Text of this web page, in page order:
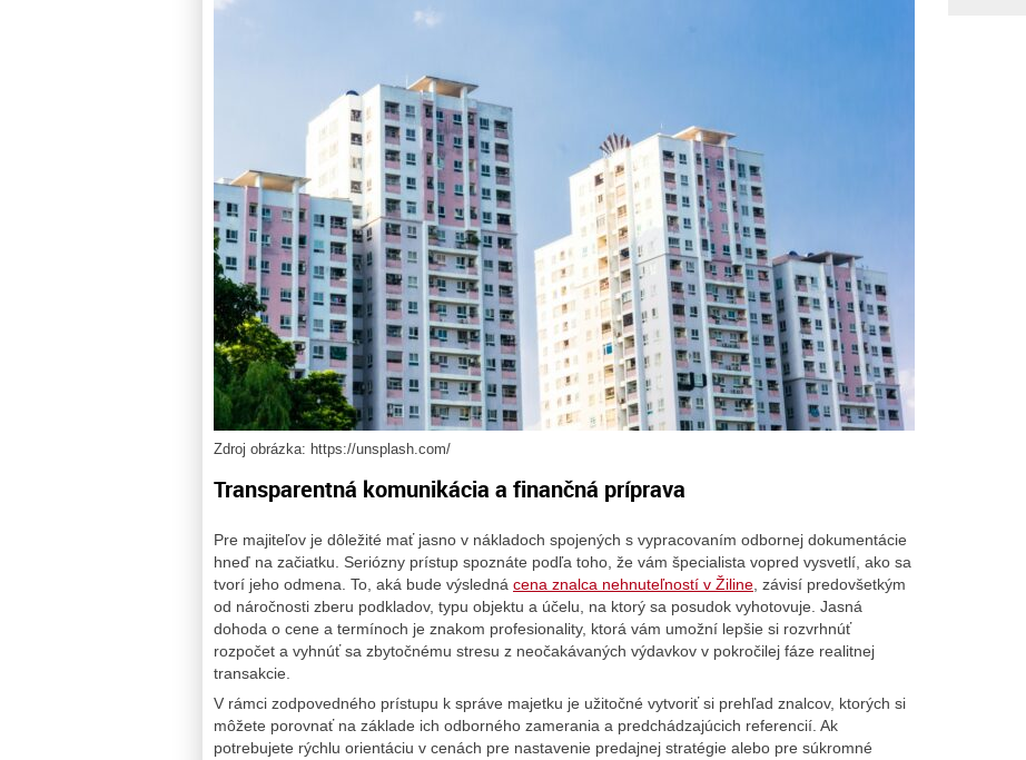
Zdroj obrázka: https://unsplash.com/
Transparentná komunikácia a finančná príprava
Pre majiteľov je dôležité mať jasno v nákladoch spojených s vypracovaním odbornej dokumentácie
hneď na začiatku. Seriózny prístup spoznáte podľa toho, že vám špecialista vopred vysvetlí, ako sa
tvorí jeho odmena. To, aká bude výsledná cena znalca nehnuteľností v Žiline , závisí predovšetkým
od náročnosti zberu podkladov, typu objektu a účelu, na ktorý sa posudok vyhotovuje. Jasná
dohoda o cene a termínoch je znakom profesionality, ktorá vám umožní lepšie si rozvrhnúť
rozpočet a vyhnúť sa zbytočnému stresu z neočakávaných výdavkov v pokročilej fáze realitnej
transakcie.
V rámci zodpovedného prístupu k správe majetku je užitočné vytvoriť si prehľad znalcov, ktorých si
môžete porovnať na základe ich odborného zamerania a predchádzajúcich referencií. Ak
potrebujete rýchlu orientáciu v cenách pre nastavenie predajnej stratégie alebo pre súkromné